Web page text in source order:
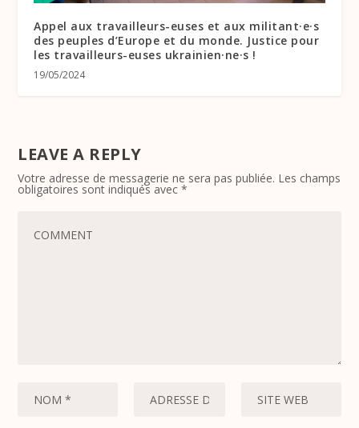
Appel aux travailleurs-euses et aux militant·e·s
des peuples d’Europe et du monde. Justice pour
les travailleurs-euses ukrainien·ne·s !
19/05/2024
LEAVE A REPLY
Votre adresse de messagerie ne sera pas publiée. Les champs
obligatoires sont indiqués avec*